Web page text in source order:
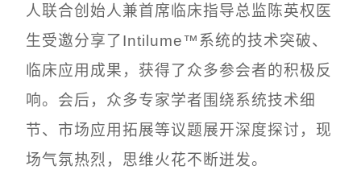
人联合创始人兼首席临床指导总监陈英权医
生受邀分享了Intilume™系统的技术突破、
临床应用成果，获得了众多参会者的积极反
响。会后，众多专家学者围绕系统技术细
节、市场应用拓展等议题展开深度探讨，现
场气氛热烈，思维火花不断迸发。